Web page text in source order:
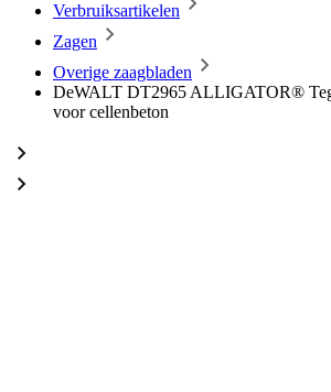
Verbruiksartikelen
Zagen
Overige zaagbladen
DeWALT DT2965 ALLIGATOR®
voor cellenbeton